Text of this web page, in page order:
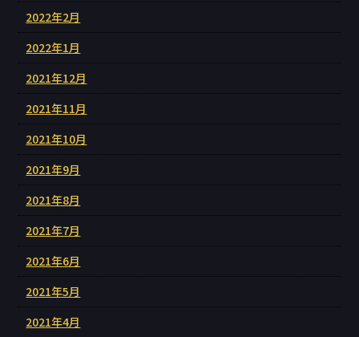
2022年2月
2022年1月
2021年12月
2021年11月
2021年10月
2021年9月
2021年8月
2021年7月
2021年6月
2021年5月
2021年4月